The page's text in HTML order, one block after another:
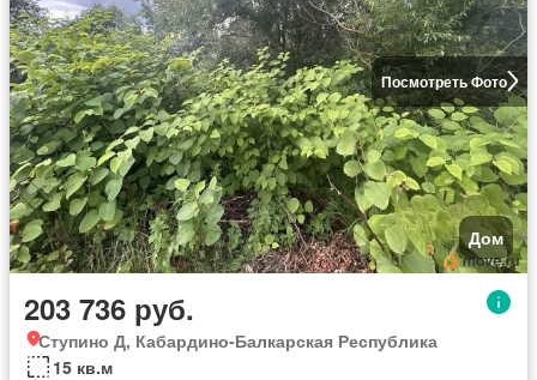
Посмотреть Фото
Дом
203 736 руб.
Ступино Д, Кабардино-Балкарская Республика
15 кв.м